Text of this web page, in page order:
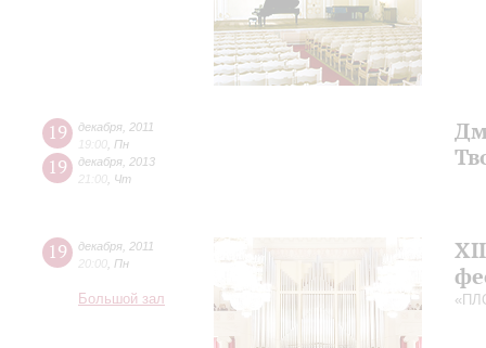
19 декабря 2011
19:00 Пн
19 декабря 2013
21:00 Чт
19 декабря 2011
20:00 Пн
Большой зал